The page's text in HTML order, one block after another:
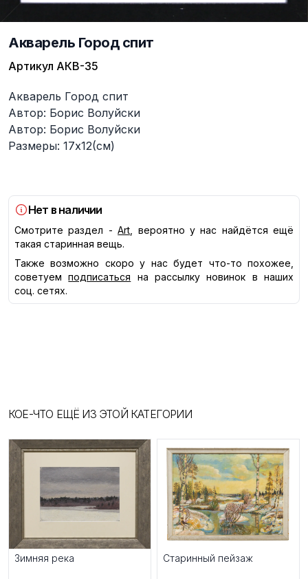
Акварель Город спит
Артикул АКВ-35
Описание
Акварель Город спит
Автор: Борис Волуйски
Автор: Борис Волуйски
Размеры: 17х12(см)
Нет в наличии
Смотрите раздел - Art, вероятно у нас найдётся ещё
такая старинная вещь.
Также возможно скоро у нас будет что-то похожее,
советуем
подписаться
на рассылку новинок в наших
соц. сетях.
КОЕ-ЧТО ЕЩЁ ИЗ ЭТОЙ КАТЕГОРИИ
Зимняя река Старинный пейзаж